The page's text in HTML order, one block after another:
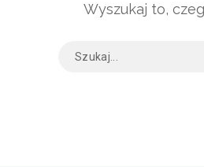
Wyszukaj to,